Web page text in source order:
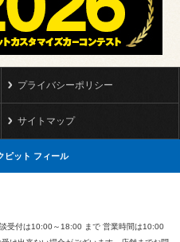
プライバシーポリシー
サイトマップ
ピット フィール
受付は10:00～18:00 まで 営業時間は10:00